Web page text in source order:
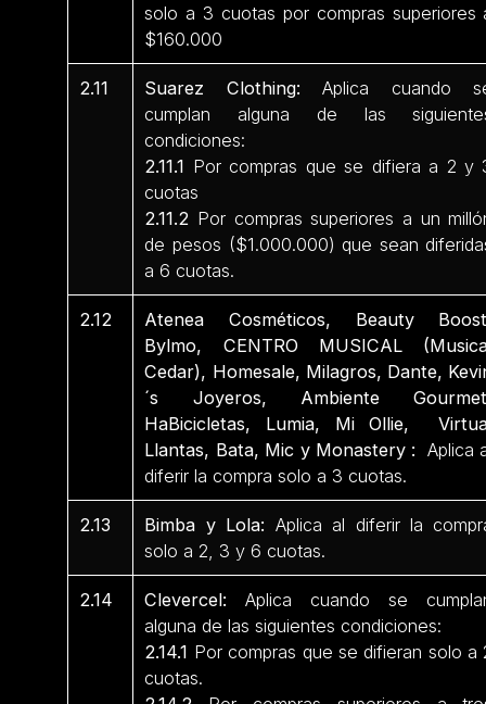
solo a 3 cuotas por compras superiores
$160.000
2.11 Suarez Clothing:Aplica cuando
cumplan alguna de las
condiciones:
2.11.1 Por compras que se difiera a 2 y
cuotas
2.11.2 Por compras superiores a un
de pesos ($1.000.000) que sean
a 6 cuotas.
2.12
Atenea Cosméticos, Beauty
Bylmo, CENTRO MUSICAL
Cedar), Homesale, Milagros, Dante,
´s Joyeros, Ambiente
HaBicicletas, Lumia, Mi Ollie,
Llantas, Bata, Mic y Monastery :Aplica
diferir la compra solo a 3 cuotas.
2.13 Bimba y Lola: Aplica al diferir la
solo a 2, 3 y 6 cuotas.
2.14 Clevercel:Aplica cuando se
alguna de las siguientes condiciones:
2.14.1 Por compras que se difieran solo a
cuotas.